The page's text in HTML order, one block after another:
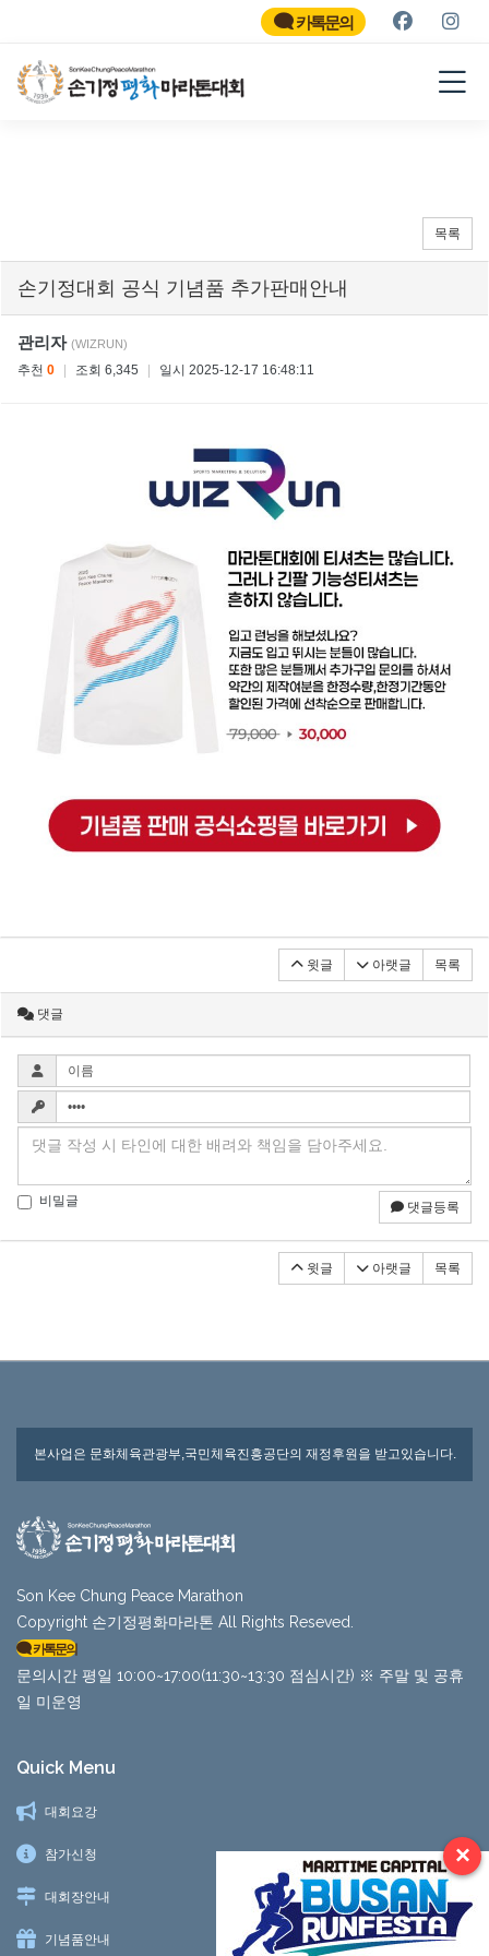
카톡문의
MARATHON
2026
목록
손기정대회 공식 기념품 추가판매안내
관리자 (WIZRUN)
추천 0 조회 6,345 일시 2025-12-17 16:48:11
윗글 아랫글 목록
댓글
비밀글 댓글등록
윗글 아랫글 목록
본사업은 문화체육관광부,국민체육진흥공단의 재정후원을 받고있습니다.
Son Kee Chung Peace Marathon
Copyright 손기정평화마라톤 All Rights Reseved.
카톡문의
문의시간 평일 10:00~17:00(11:30~13:30 점심시간) ※ 주말 및 공휴
일 미운영
Quick Menu
대회요강
참가신청
대회장안내
기념품안내
×